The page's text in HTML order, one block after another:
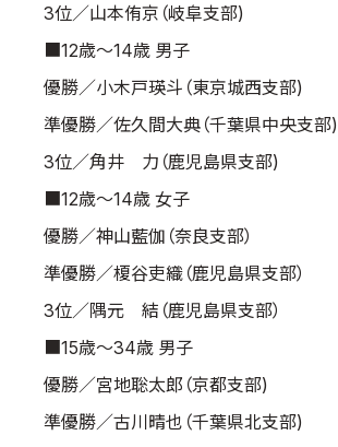
3位／山本侑京（岐阜支部)
■12歳～14歳 男子
優勝／小木戸瑛斗（東京城西支部)
準優勝／佐久間大典（千葉県中央支部)
3位／角井 力（鹿児島県支部)
■12歳～14歳 女子
優勝／神山藍伽（奈良支部）
準優勝／榎谷吏織（鹿児島県支部）
3位／隅元 結（鹿児島県支部）
■15歳～34歳 男子
優勝／宮地聡太郎（京都支部)
準優勝／古川晴也（千葉県北支部)